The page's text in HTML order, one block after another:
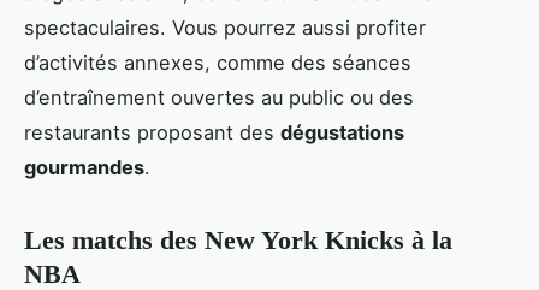
spectaculaires. Vous pourrez aussi profiter
d’activités annexes, comme des séances
d’entraînement ouvertes au public ou des
restaurants proposant des dégustations
gourmandes.
Les matchs des New York Knicks à la
NBA